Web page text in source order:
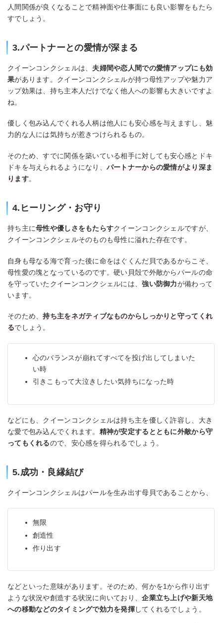
人間関係が良くなることで精神面や仕事面にも良い影響をもたら
すでしょう。
3.パートナーとの愛情が深まる
クイーンコンクシェルは、 夫婦間や恋人間での愛情アップにも効
果があります。クイーンコンクシェルが持つ母性アップや魅力ア
ップ効果は、持ち主本人だけでなく他人への影響も大きいですよ
ね。
優しく包み込んでくれる人柄は他人にも安心感を与えますし、魅
力的な人には気持ちが惹きつけられるもの。
そのため、すでに関係を築いている相手に対しても安心感とドキ
ドキを与えられるようになり、 パートナーからの愛情がより深ま
ります。
4.ヒーリング・お守り
持ち主に母性や優しさをもたらすクイーンコンクシェルですが、
クイーンコンクシェルそのものも母性に溢れた存在です。
自身も母なる海で育った後に命をはぐくんだ貝であるからこそ、
母性愛の塊となっているのです。硬い貝殻で外敵からパールの命
を守っていたクイーンコンクシェルには、強い防御力が備わって
います。
そのため、持ち主をネガティブなものからしっかりと守ってくれ
るでしょう。
心のバランスが崩れてすべてを投げ出してしまいた
い時
引きこもって大泣きしたい気持ちになった時
などにも、クイーンコンクシェルは持ち主を優しく許容し、大き
な愛で包み込んでくれます。 精神が安定するとともに外敵から守
ってもくれるので、安心感を得られるでしょう。
5.成功・良縁結び
クイーンコンクシェルはパールを生み出す母貝であることから、
無限
創造性
作り出す
などといった意味があります。そのため、何かを1から作り出す
ような状況や創造する状況に向いており、企業立ち上げや新天地
への移動などのタイミングで効力を発揮してくれるでしょう。